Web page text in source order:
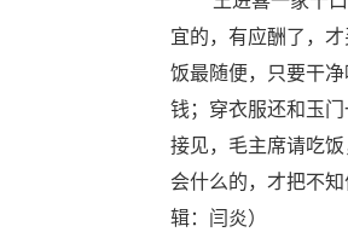
宜的，有应酬了，
饭最随便，只要干
钱；穿衣服还和玉
接见，毛主席请吃
会什么的，才把不
辑：闫炎）